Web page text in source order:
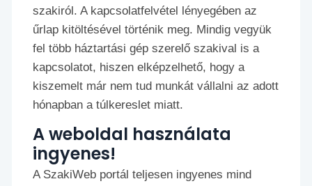
szakiról. A kapcsolatfelvétel lényegében az
űrlap kitöltésével történik meg. Mindig vegyük
fel több háztartási gép szerelő szakival is a
kapcsolatot, hiszen elképzelhető, hogy a
kiszemelt már nem tud munkát vállalni az adott
hónapban a túlkereslet miatt.
A weboldal használata
ingyenes!
A SzakiWeb portál teljesen ingyenes mind